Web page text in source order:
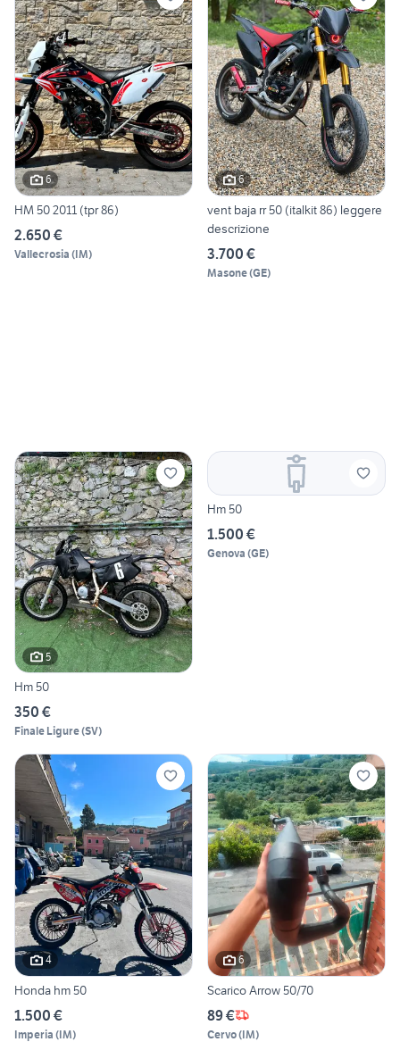
6
HM 50 2011 (tpr 86)
2.650 €
Vallecrosia (IM)
6
vent baja rr 50 (italkit 86) leggere
descrizione
3.700 €
Masone(GE)
5
Hm 50
350 €
Finale Ligure(SV)
Hm 50
1.500 €
Genova (GE)
4
Honda hm 50
1.500 €
Imperia (IM)
6
Scarico Arrow 50/70
89 €
Cervo(IM)